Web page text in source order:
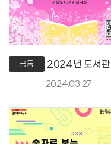
공통 2024년 도서관 주간 북콘서트 봄밤 음악과 이야기
2024.03.27